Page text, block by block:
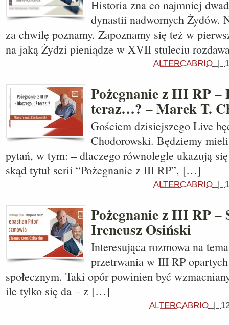
Historia zna co najmniej
dynastii nadwornych Żydów.
za chwilę poznamy. Zapoznamy się też w
na jaką Żydzi pieniądze w XVII stuleciu
ALTERCABRIO |
Pożegnanie z III RP –
teraz…? – Marek T.
Gościem dzisiejszego Live
Chodorowski. Będziemy
pytań, w tym: – dlaczego równolegle ukazują
skąd tytuł serii “Pożegnanie z III RP”, […]
ALTERCABRIO |
Pożegnanie z III RP –
Ireneusz Osiński
Interesująca rozmowa na
przetrwania w III RP
społecznym. Taki opór powinien być
ile tylko się da – z […]
ALTERCABRIO |